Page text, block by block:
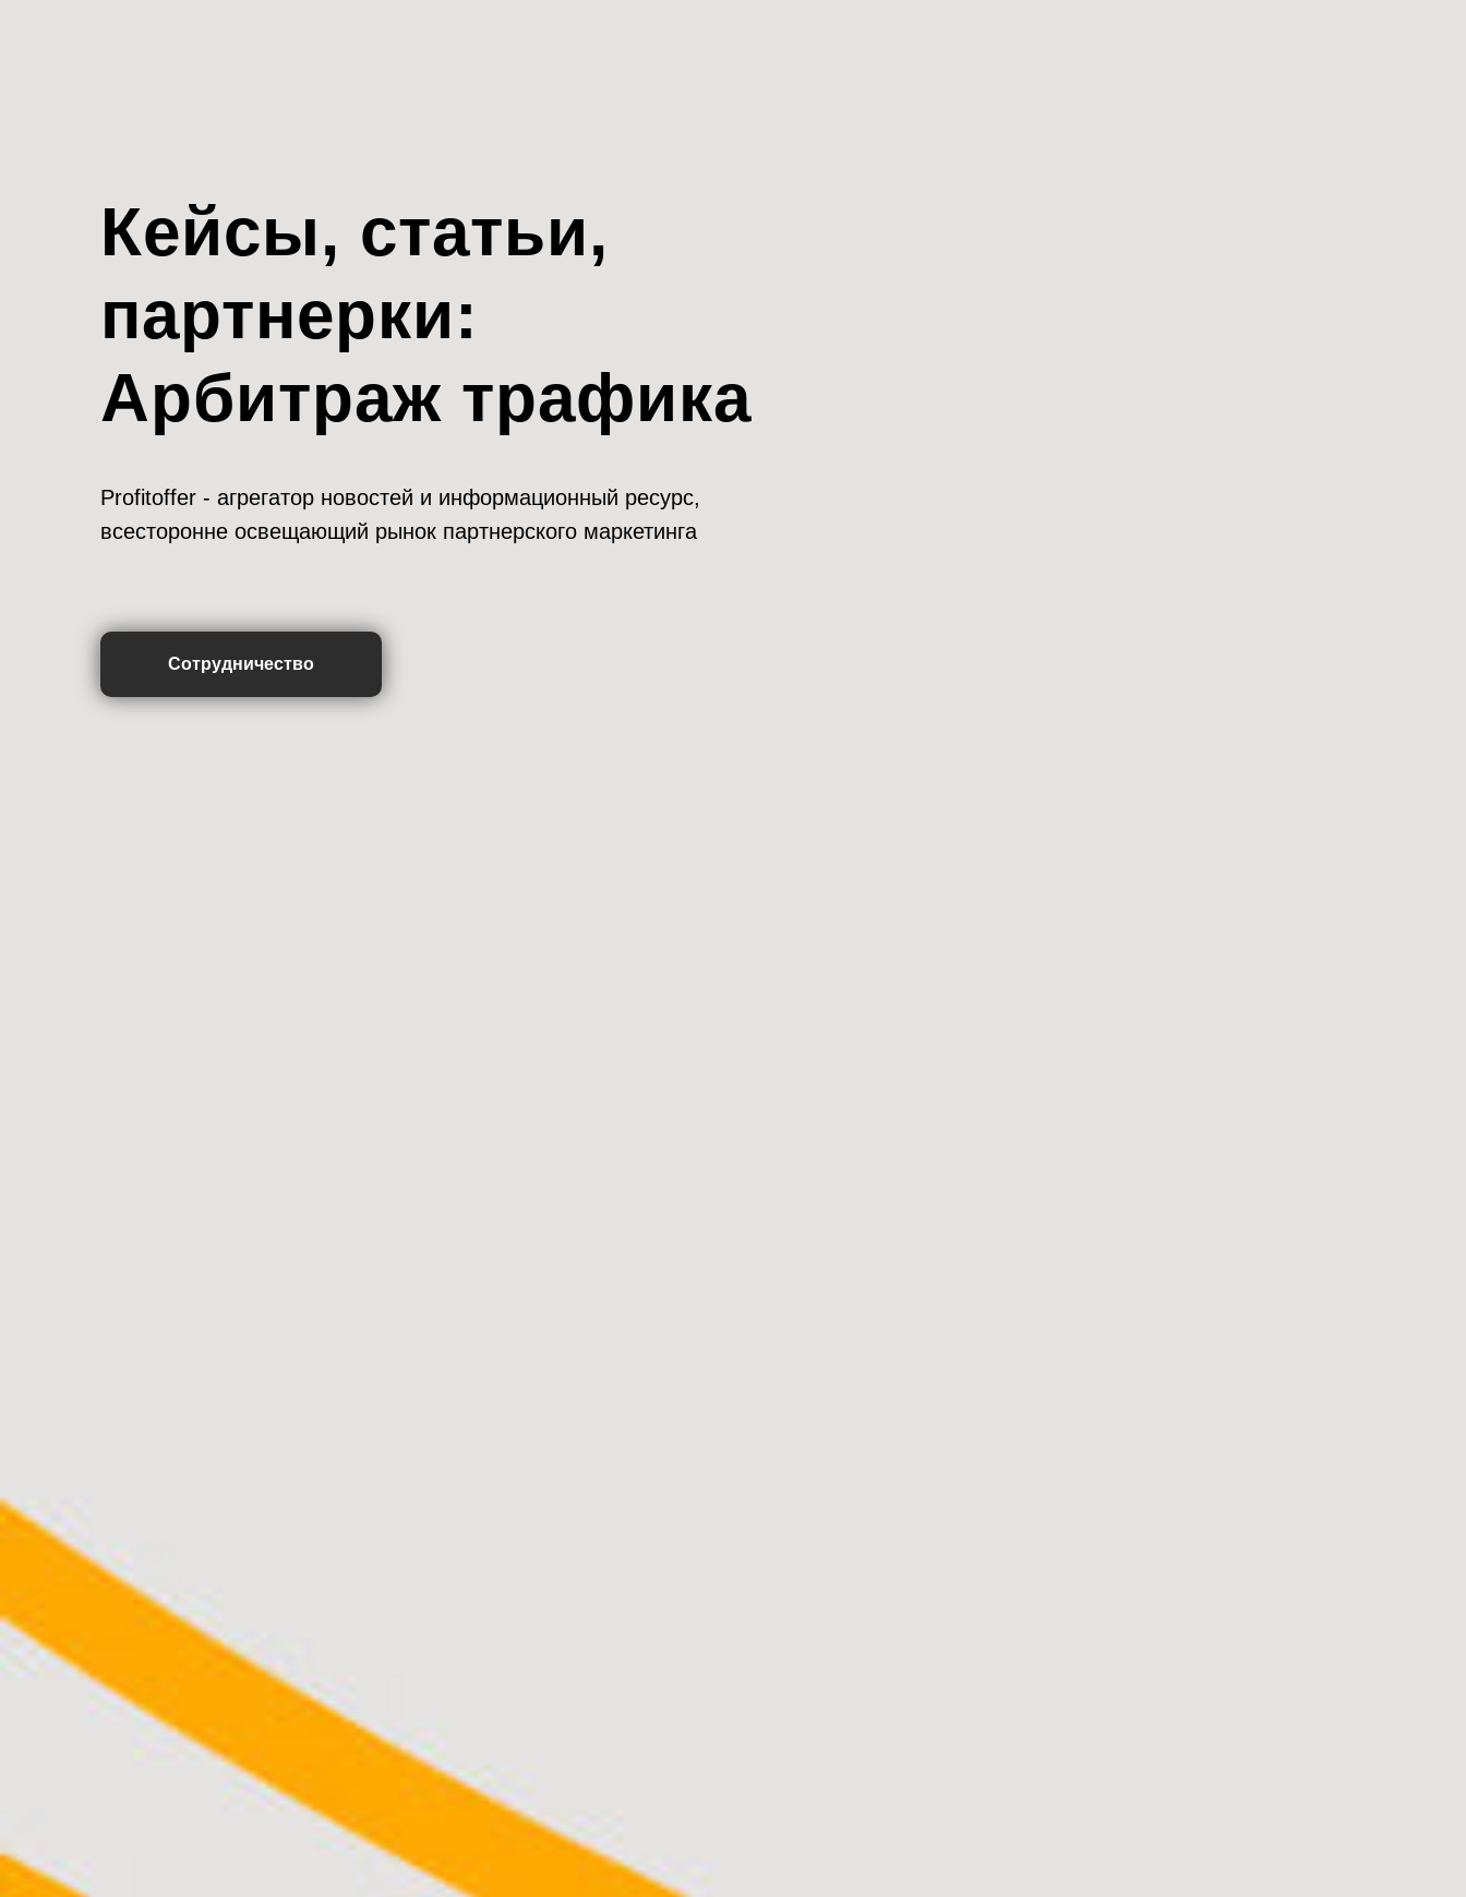
Кейсы, статьи,
партнерки:
Арбитраж трафика
Profitoffer - агрегатор новостей и информационный ресурс,
всесторонне освещающий рынок партнерского маркетинга
Сотрудничество